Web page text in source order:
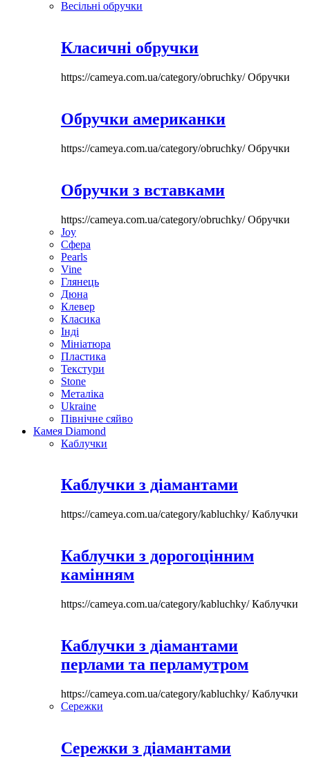
Весільні обручки
Класичні обручки
https://cameya.com.ua/category/obruchky/Обручки
Обручки американки
https://cameya.com.ua/category/obruchky/Обручки
Обручки з вставками
https://cameya.com.ua/category/obruchky/Обручки
Joy
Сфера
Pearls
Vine
Глянець
Дюна
Клевер
Класика
Інді
Мініатюра
Пластика
Текстури
Stone
Металіка
Ukraine
Північне сяйво
Камея Diamond
Каблучки
Каблучки з діамантами
https://cameya.com.ua/category/kabluchky/Каблучки
Каблучки з дорогоцінним
камінням
https://cameya.com.ua/category/kabluchky/Каблучки
Каблучки з діамантами
перлами та перламутром
https://cameya.com.ua/category/kabluchky/Каблучки
Сережки
Сережки з діамантами